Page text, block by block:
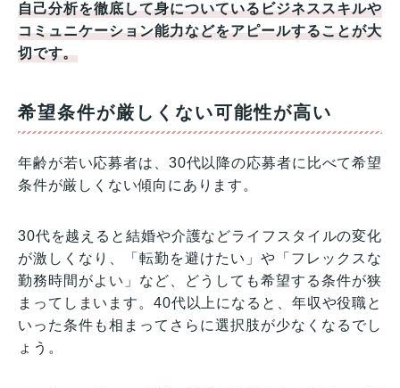
自己分析を徹底して身についているビジネススキルや
コミュニケーション能力などをアピールすることが大
切です。
希望条件が厳しくない可能性が高い
年齢が若い応募者は、30代以降の応募者に比べて希望
条件が厳しくない傾向にあります。
30代を越えると結婚や介護などライフスタイルの変化
が激しくなり、「転勤を避けたい」や「フレックスな
勤務時間がよい」など、どうしても希望する条件が狭
まってしまいます。40代以上になると、年収や役職と
いった条件も相まってさらに選択肢が少なくなるでし
ょう。